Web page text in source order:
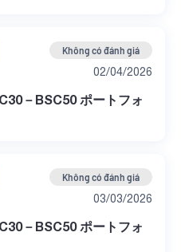
Không có đánh giá
02/04/2026
－BSC50 ポートフォ
Không có đánh giá
03/03/2026
－BSC50 ポートフォ